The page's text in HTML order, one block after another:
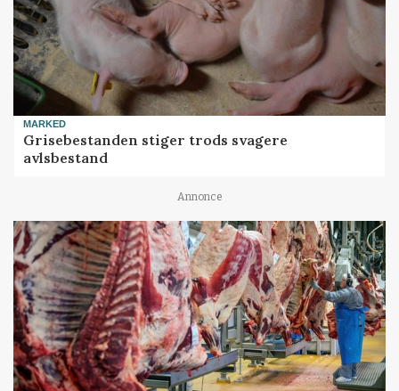
MARKED
Grisebestanden stiger trods svagere
avlsbestand
Annonce